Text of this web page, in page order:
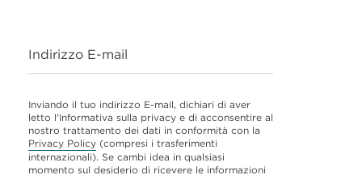
Indirizzo E-mail
Inviando il tuo indirizzo E-mail, dichiari di aver
letto l'Informativa sulla privacy e di acconsentire al
nostro trattamento dei dati in conformità con la
Privacy Policy (compresi i trasferimenti
internazionali). Se cambi idea in qualsiasi
momento sul desiderio di ricevere le informazioni